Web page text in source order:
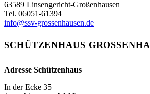
63589 Linsengericht-Großenhausen
Tel. 06051-61394
info@ssv-grossenhausen.de
SCHÜTZENHAUS
Adresse Schützenhaus
In der Ecke 35